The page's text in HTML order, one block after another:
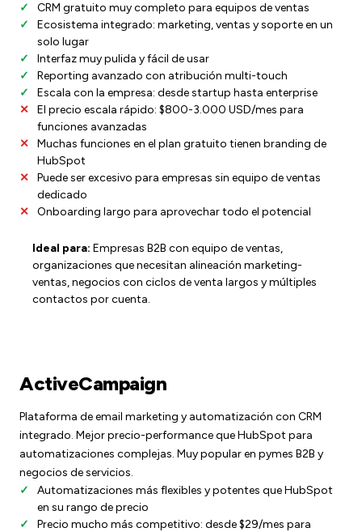
CRM gratuito muy completo para equipos de ventas
Ecosistema integrado: marketing, ventas y soporte en un
solo lugar
Interfaz muy pulida y fácil de usar
Reporting avanzado con atribución multi-touch
Escala con la empresa: desde startup hasta enterprise
El precio escala rápido: $800-3.000 USD/mes para
funciones avanzadas
Muchas funciones en el plan gratuito tienen branding de
HubSpot
Puede ser excesivo para empresas sin equipo de ventas
dedicado
Onboarding largo para aprovechar todo el potencial
Ideal para: Empresas B2B con equipo de ventas,
organizaciones que necesitan alineación marketing-
ventas, negocios con ciclos de venta largos y múltiples
contactos por cuenta.
ActiveCampaign
Plataforma de email marketing y automatización con CRM
integrado. Mejor precio-performance que HubSpot para
automatizaciones complejas. Muy popular en pymes B2B y
negocios de servicios.
Automatizaciones más flexibles y potentes que HubSpot
en su rango de precio
Precio mucho más competitivo: desde $29/mes para